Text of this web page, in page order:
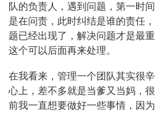
队的负责人，遇到问题，第一时
是在问责，此时纠结是谁的责任
题已经出现了，解决问题才是最
这个可以后面再来处理。
在我看来，管理一个团队其实很
心上，差不多就是当爹又当妈，
前我一直想要做好一些事情，因